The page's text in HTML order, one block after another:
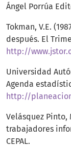
Ángel Porrúa
Tokman, V.E.
después. El
http://
Universidad
Agenda
http://
Velásquez Pinto,
trabajadores
CEPAL.